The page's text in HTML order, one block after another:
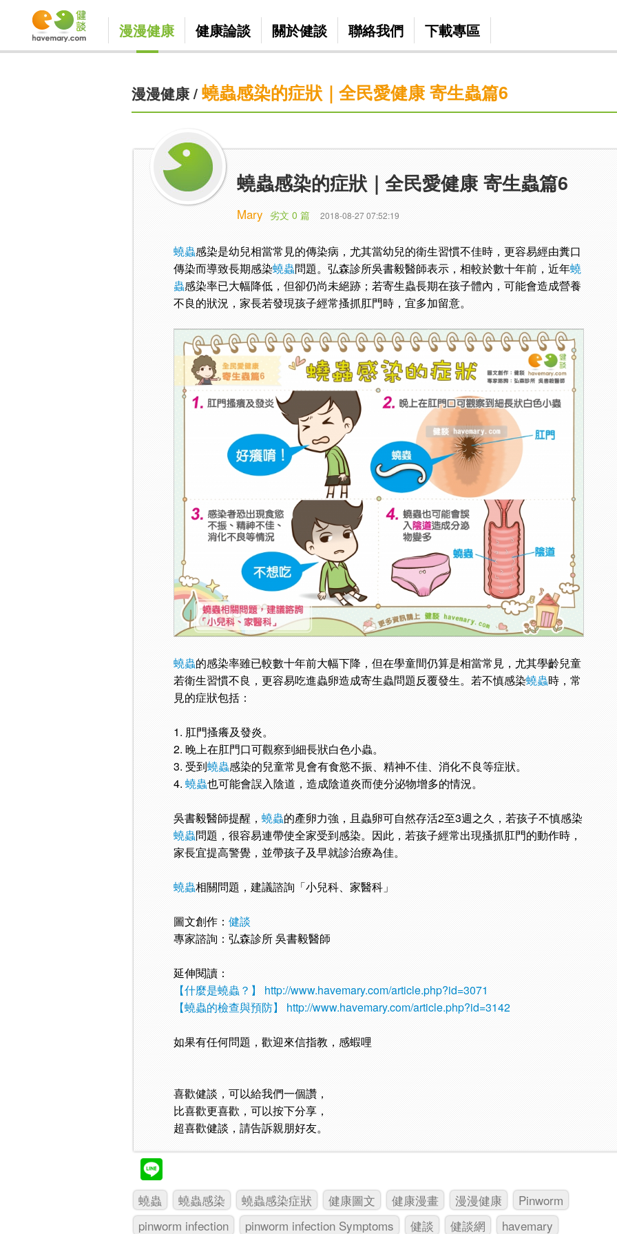
漫漫健康 健康論談 關於健談 聯絡我們 下載專區
漫漫健康/ 蟯蟲感染的症狀｜全民愛健康 寄生蟲篇6
蟯蟲感染的症狀｜全民愛健康 寄生蟲篇6
Mary 劣文 0 篇 2018-08-27 07:52:19
蟯蟲感染是幼兒相當常見的傳染病，尤其當幼兒的衛生習慣不佳時，更容易經由糞口
傳染而導致長期感染蟯蟲問題。弘森診所吳書毅醫師表示，相較於數十年前，近年蟯
蟲感染率已大幅降低，但卻仍尚未絕跡；若寄生蟲長期在孩子體內，可能會造成營養
不良的狀況，家長若發現孩子經常搔抓肛門時，宜多加留意。
蟯蟲的感染率雖已較數十年前大幅下降，但在學童間仍算是相當常見，尤其學齡兒童
若衛生習慣不良，更容易吃進蟲卵造成寄生蟲問題反覆發生。若不慎感染蟯蟲時，常
見的症狀包括：
1. 肛門搔癢及發炎。
2. 晚上在肛門口可觀察到細長狀白色小蟲。
3. 受到蟯蟲感染的兒童常見會有食慾不振、精神不佳、消化不良等症狀。
4.蟯蟲也可能會誤入陰道，造成陰道炎而使分泌物增多的情況。
吳書毅醫師提醒，蟯蟲的產卵力強，且蟲卵可自然存活2至3週之久，若孩子不慎感染
蟯蟲問題，很容易連帶使全家受到感染。因此，若孩子經常出現搔抓肛門的動作時，
家長宜提高警覺，並帶孩子及早就診治療為佳。
蟯蟲相關問題，建議諮詢「小兒科、家醫科」
圖文創作：健談
專家諮詢：弘森診所 吳書毅醫師
延伸閱讀：
【什麼是蟯蟲？】
http://www.havemary.com/article.php?id=3071
【蟯蟲的檢查與預防】
http://www.havemary.com/article.php?id=3142
如果有任何問題，歡迎來信指教，感蝦哩
喜歡健談，可以給我們一個讚，
比喜歡更喜歡，可以按下分享，
超喜歡健談，請告訴親朋好友。
蟯蟲 蟯蟲感染 蟯蟲感染症狀 健康圖文 健康漫畫 漫漫健康
Pinworm
pinworm infection
pinworm infection Symptoms 健談 健談網 havemary